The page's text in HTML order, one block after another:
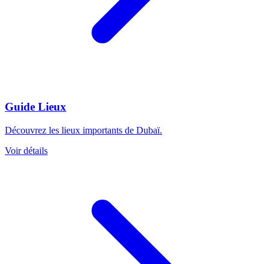
Guide Lieux
Découvrez les lieux importants de Dubaï.
Voir détails